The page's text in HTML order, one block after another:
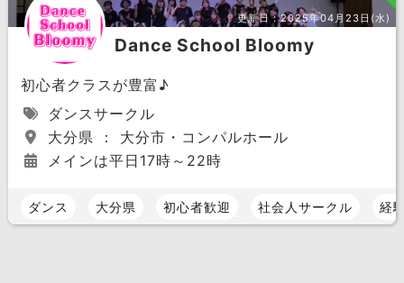
更新日：2025年04月23日(水)
Dance School Bloomy
初心者クラスが豊富♪
ダンスサークル
大分県 ： 大分市・コンパルホール
メインは平日17時～22時
ダンス 大分県 初心者歓迎 社会人サークル 経